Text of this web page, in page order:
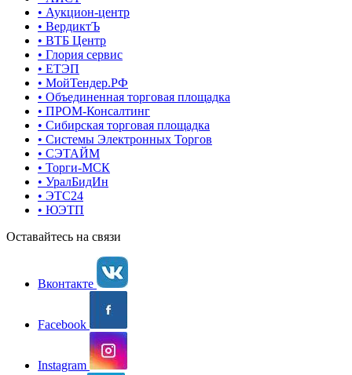
• Аукцион-центр
• ВердиктЪ
• ВТБ Центр
• Глория сервис
• ЕТЭП
• МойТендер.РФ
• Объединенная торговая площадка
• ПРОМ-Консалтинг
• Сибирская торговая площадка
• Системы Электронных Торгов
• СЭТАЙМ
• Торги-МСК
• УралБидИн
• ЭТС24
• ЮЭТП
Оставайтесь на связи
Вконтакте
Facebook
Instagram